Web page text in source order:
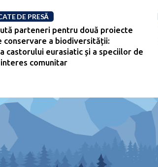
DE PRESĂ
parteneri pentru două proiecte
conservare a biodiversității:
castorului eurasiatic și a speciilor de
comunitar